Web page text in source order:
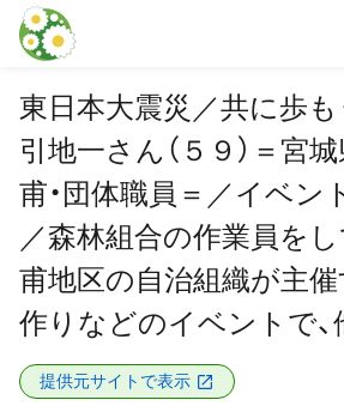
本文に飛ぶ
東日本大震災／共に歩
引地一さん（５９）＝宮
甫・団体職員＝／イベン
／森林組合の作業員を
甫地区の自治組織が主
作りなどのイベントで、
提供元サイトで表示